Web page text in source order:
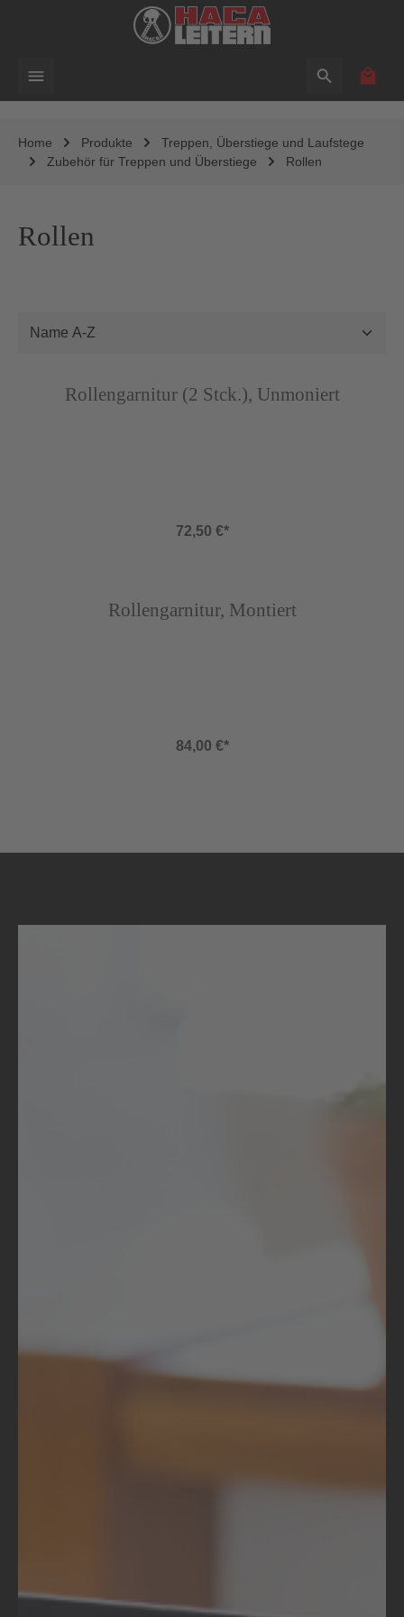
Home Produkte
Treppen, Überstiege und Laufstege
Zubehör für Treppen und Überstiege
Rollen
Rollen
Rollengarnitur (2 Stck.), Unmoniert
72,50 €*
Rollengarnitur, Montiert
84,00 €*